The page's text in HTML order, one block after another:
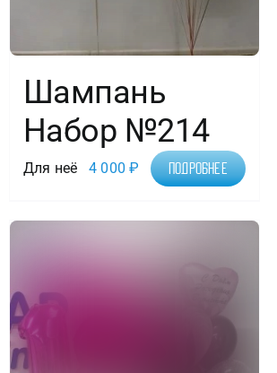
Шампань
Набор №214
Для неё 4 000₽ Подробнее